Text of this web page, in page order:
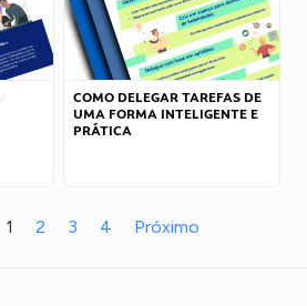
COMO DELEGAR TAREFAS DE
UMA FORMA INTELIGENTE E
PRÁTICA
1 2 3 4 Próximo